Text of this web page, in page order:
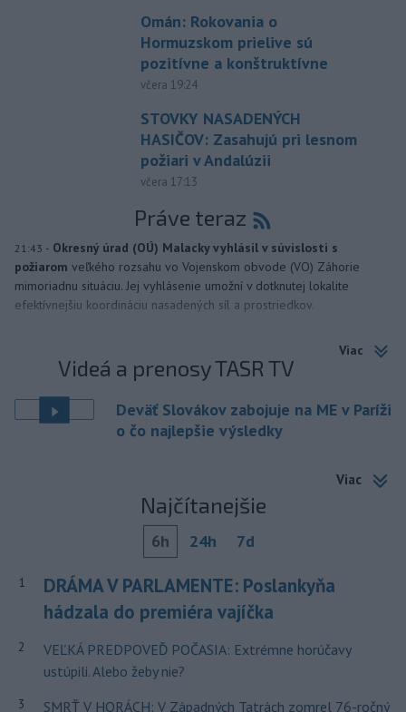
Omán: Rokovania o
Hormuzskom prielive sú
pozitívne a konštruktívne
včera 19:24
STOVKY NASADENÝCH
HASIČOV: Zasahujú pri lesnom
požiari v Andalúzii
včera 17:13
Práve teraz
21:43 - Okresný úrad (OÚ) Malacky vyhlásil v súvislosti s
požiarom veľkého rozsahu vo Vojenskom obvode (VO) Záhorie
mimoriadnu situáciu. Jej vyhlásenie umožní v dotknutej lokalite
efektívnejšiu koordináciu nasadených síl a prostriedkov.
Viac
Videá a prenosy TASR TV
Deväť Slovákov zabojuje na ME v Paríži
o čo najlepšie výsledky
Viac
Najčítanejšie
6h 24h 7d
1
DRÁMA V PARLAMENTE: Poslankyňa
hádzala do premiéra vajíčka
2
VEĽKÁ PREDPOVEĎ POČASIA: Extrémne horúčavy
ustúpili. Alebo žeby nie?
3
SMRŤ V HORÁCH: V Západných Tatrách zomrel 76-ročný